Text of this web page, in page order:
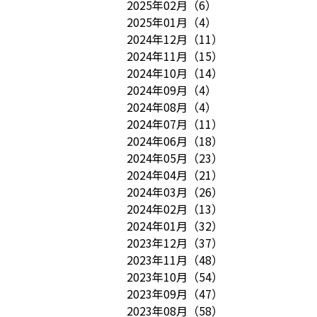
2025年02月 （6）
2025年01月 （4）
2024年12月 （11）
2024年11月 （15）
2024年10月 （14）
2024年09月 （4）
2024年08月 （4）
2024年07月 （11）
2024年06月 （18）
2024年05月 （23）
2024年04月 （21）
2024年03月 （26）
2024年02月 （13）
2024年01月 （32）
2023年12月 （37）
2023年11月 （48）
2023年10月 （54）
2023年09月 （47）
2023年08月 （58）